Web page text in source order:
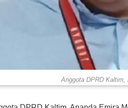
Anggota DPRD Kaltim,